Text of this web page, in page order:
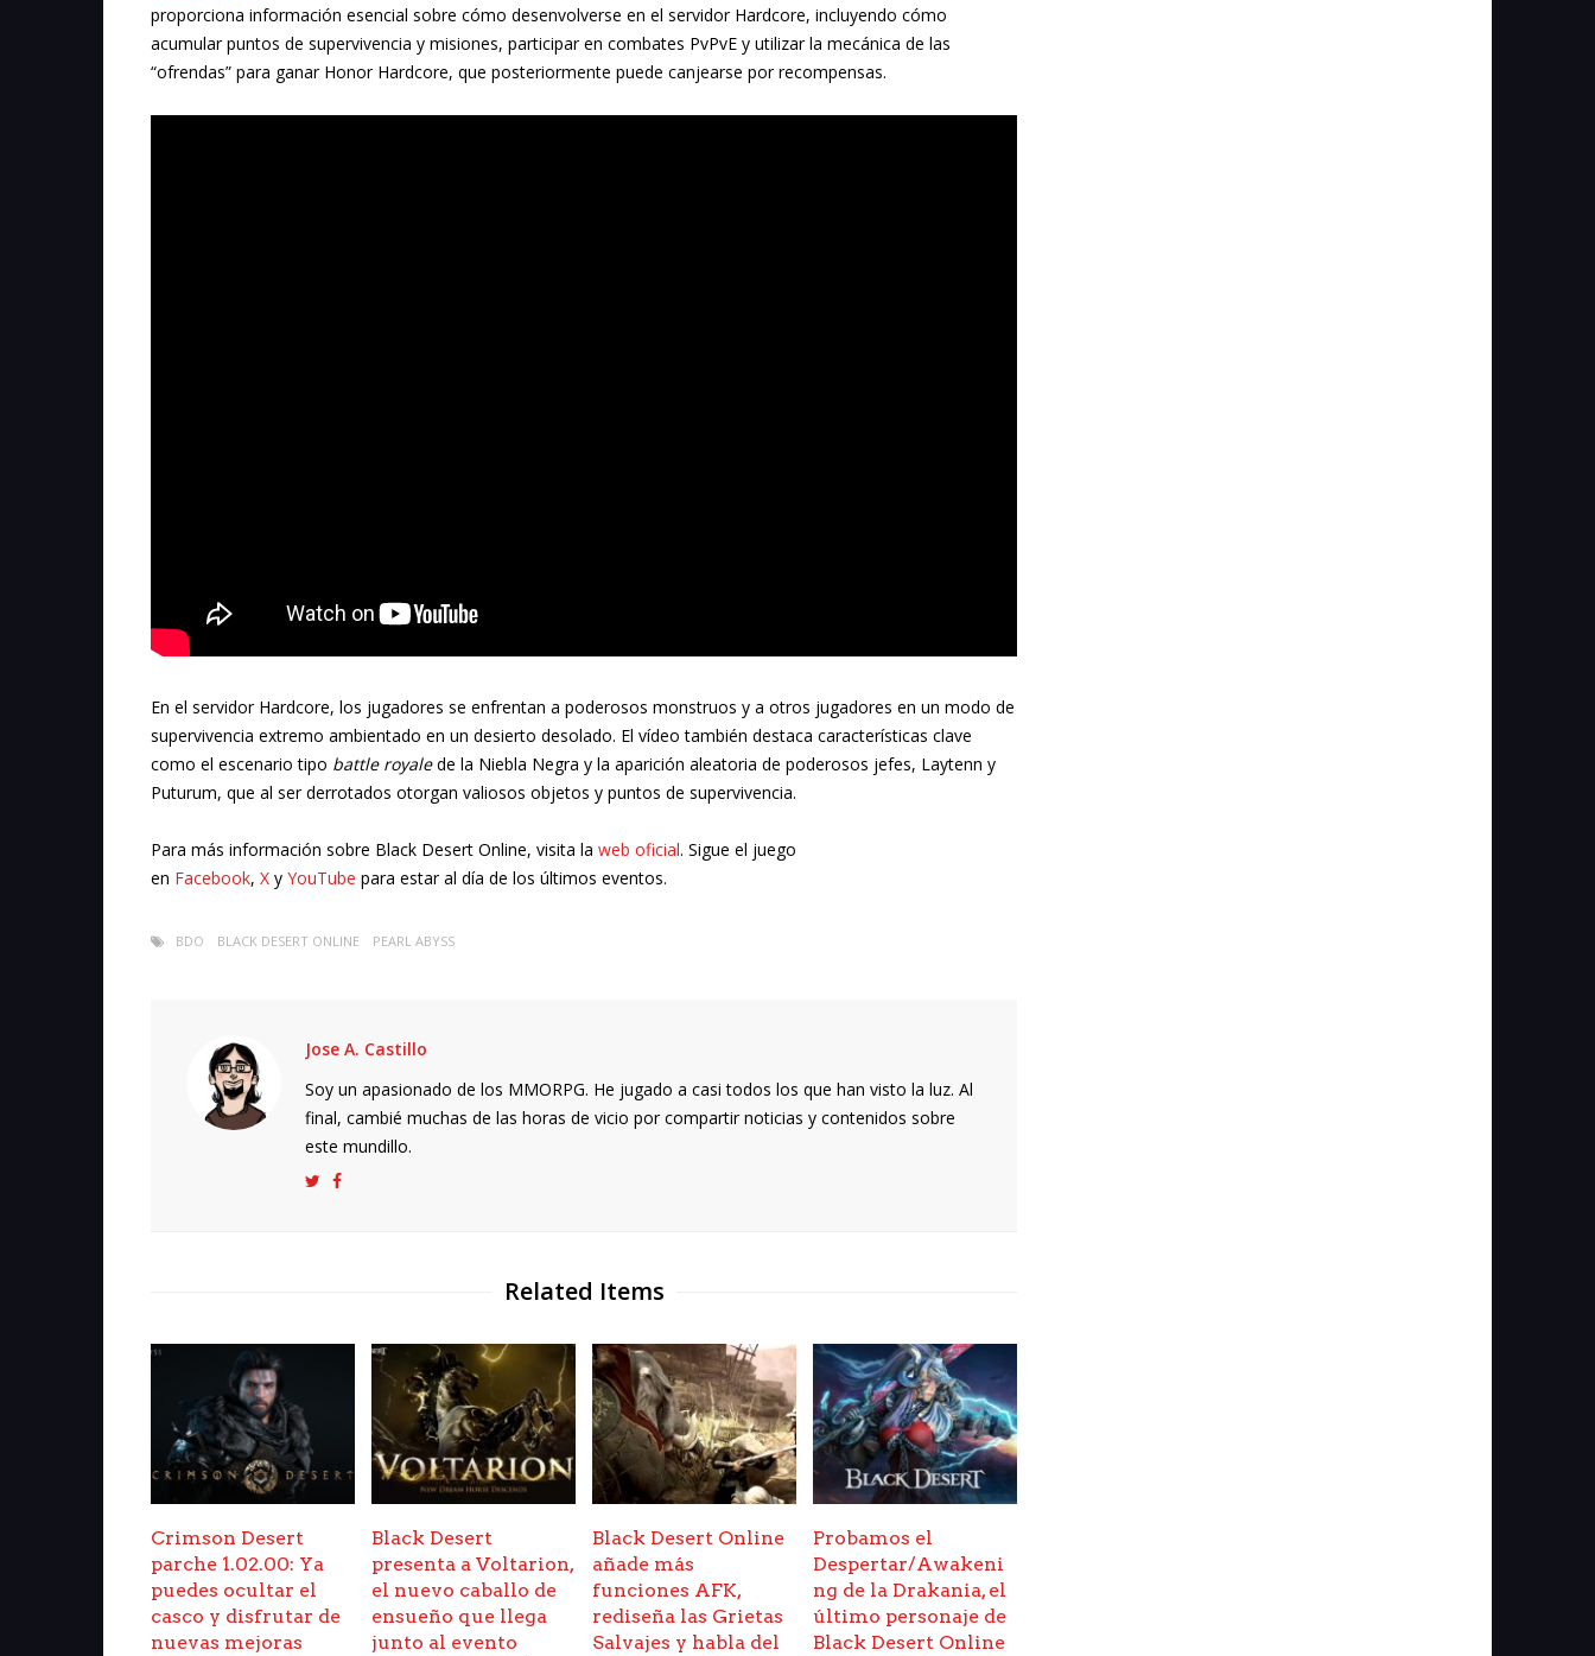
proporciona información esencial sobre cómo desenvolverse en el servidor Hardcore, incluyendo cómo
acumular puntos de supervivencia y misiones, participar en combates PvPvE y utilizar la mecánica de las
“ofrendas” para ganar Honor Hardcore, que posteriormente puede canjearse por recompensas.
En el servidor Hardcore, los jugadores se enfrentan a poderosos monstruos y a otros jugadores en un modo de
supervivencia extremo ambientado en un desierto desolado. El vídeo también destaca características clave
como el escenario tipo battle royalede la Niebla Negra y la aparición aleatoria de poderosos jefes, Laytenn y
Puturum, que al ser derrotados otorgan valiosos objetos y puntos de supervivencia.
Para más información sobre Black Desert Online, visita la web oficial. Sigue el juego
en Facebook, X y YouTube para estar al día de los últimos eventos.
BDO BLACK DESERT ONLINE PEARL ABYSS
Jose A. Castillo
Soy un apasionado de los MMORPG. He jugado a casi todos los que han visto la luz. Al
final, cambié muchas de las horas de vicio por compartir noticias y contenidos sobre
este mundillo.
Related Items
Crimson Desert
parche 1.02.00: Ya
puedes ocultar el
casco y disfrutar de
nuevas mejoras
Black Desert
presenta a Voltarion,
el nuevo caballo de
ensueño que llega
junto al evento
Black Desert Online
añade más
funciones AFK,
rediseña las Grietas
Salvajes y habla del
Probamos el
Despertar/Awakeni
ng de la Drakania, el
último personaje de
Black Desert Online